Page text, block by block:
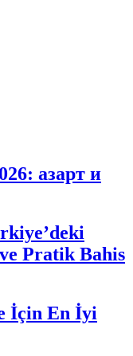
азарт и
Pratik Bahis
İçin En İyi